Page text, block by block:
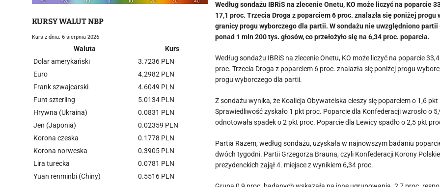
Według sondażu IBRiS na zlecenie Onetu, KO może liczyć na poparcie
17,1 proc. Trzecia Droga z poparciem 6 proc. znalazła się poniżej
granicy progu wyborczego dla partii. W sondażu nie uwzględniono
ponad 1 mln 200 tys. głosów, co przełożyło się na 6,34 proc. poparcia.
Według sondażu IBRiS na zlecenie Onetu, KO może liczyć na poparcie
proc. Trzecia Droga z poparciem 6 proc. znalazła się poniżej progu
progu wyborczego dla partii.
Z sondażu wynika, że Koalicja Obywatelska cieszy się poparciem o 1,6
Sprawiedliwość zyskało 1 pkt proc. Poparcie dla Konfederacji wzrosło o
odnotowała spadek o 2 pkt proc. Poparcie dla Lewicy spadło o 2,5 pkt
Partia Razem, według sondażu, uzyskała w najnowszym badaniu
dwóch tygodni. Partii Grzegorza Brauna, czyli Konfederacji Korony
prezydenckich zajął 4. miejsce z wynikiem 6,34 proc.
KURSY WALUT NBP
Kurs z dnia: 6 sierpnia 2026
Waluta
Kurs
Dolar amerykański
3.7236 PLN
Euro
4.2982 PLN
Frank szwajcarski
4.6049 PLN
Funt szterling
5.0134 PLN
Hrywna (Ukraina)
0.0831 PLN
Jen (Japonia)
0.02359 PLN
Korona czeska
0.1778 PLN
Korona norweska
0.3905 PLN
Lira turecka
0.0781 PLN
Yuan renminbi (Chiny)
0.5516 PLN